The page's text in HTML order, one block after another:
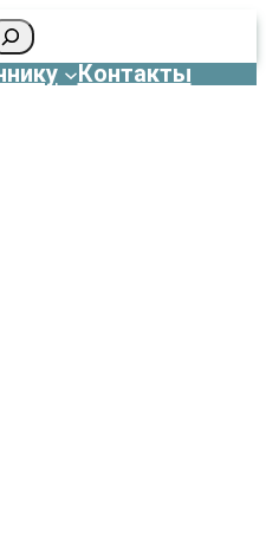
Контакты